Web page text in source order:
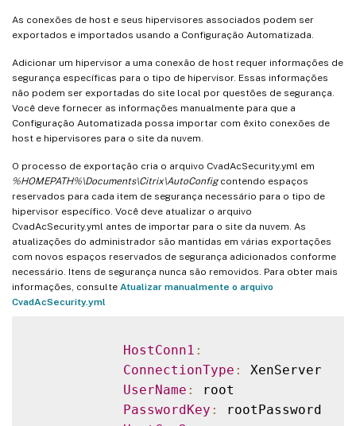
As conexões de host e seus hipervisores associados podem ser
exportados e importados usando a Configuração Automatizada.
Adicionar um hipervisor a uma conexão de host requer informações de
segurança específicas para o tipo de hipervisor. Essas informações
não podem ser exportadas do site local por questões de segurança.
Você deve fornecer as informações manualmente para que a
Configuração Automatizada possa importar com êxito conexões de
host e hipervisores para o site da nuvem.
O processo de exportação cria o arquivo CvadAcSecurity.yml em
%HOMEPATH%\Documents\Citrix\AutoConfigcontendo espaços
reservados para cada item de segurança necessário para o tipo de
hipervisor específico. Você deve atualizar o arquivo
CvadAcSecurity.yml antes de importar para o site da nuvem. As
atualizações do administrador são mantidas em várias exportações
com novos espaços reservados de segurança adicionados conforme
necessário. Itens de segurança nunca são removidos. Para obter mais
informações, consulte Atualizar manualmente o arquivo
CvadAcSecurity.yml
HostConn1 :
ConnectionType :
XenServer
UserName :
root
PasswordKey :
rootPassword